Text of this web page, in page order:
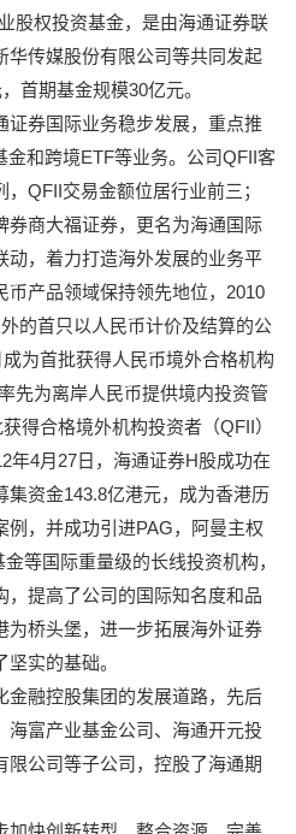
股权投资基金，是由海通证券联
华传媒股份有限公司等共同发起
首期基金规模30亿元。
证券国际业务稳步发展，重点推
和跨境ETF等业务。公司QFII客
QFII交易金额位居行业前三；
券商大福证券，更名为海通国际
动，着力打造海外发展的业务平
币产品领域保持领先地位，2010
的首只以人民币计价及结算的公
为首批获得人民币境外合格机构
先为离岸人民币提供境内投资管
得合格境外机构投资者（QFII）
年4月27日，海通证券H股成功在
集资金143.8亿港元，成为香港历
例，并成功引进PAG，阿曼主权
等国际重量级的长线投资机构，
，提高了公司的国际知名度和品
为桥头堡，进一步拓展海外证券
实的基础。
金融控股集团的发展道路，先后
海富产业基金公司、海通开元投
公司等子公司，控股了海通期